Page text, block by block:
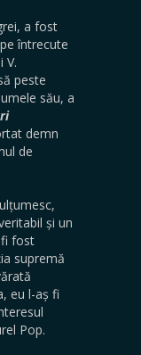
a fost
întrecute
V.
peste
său, a
demn
de
și un
fi fost
supremă
eu l-aș fi
Pop.